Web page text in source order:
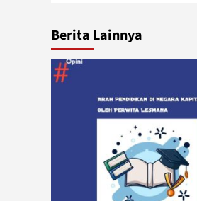
Berita Lainnya